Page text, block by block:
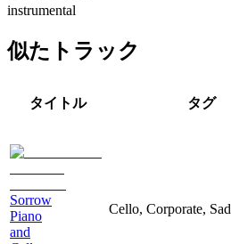
instrumental
似たトラック
タイトル タグ
Sorrow
Piano
and
Cello, Corporate, Sad